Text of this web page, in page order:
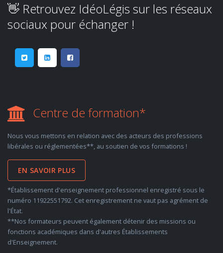
👋 Retrouvez IdéoLégis sur les réseaux
sociaux pour échanger !
Centre de formation*
Nous vous mettons en relation avec des acteurs des professions
libérales ou réglementées**, au soutien de vos formations !
EN SAVOIR PLUS
*Établissement d'enseignement professionnel enregistré sous le
numéro 11922551792. Cet enregistrement ne vaut pas agrément de
l'État.
**Nos formateurs peuvent également détenir des missions ou
fonctions académiques dans d'autres Établissements
d'Enseignement.